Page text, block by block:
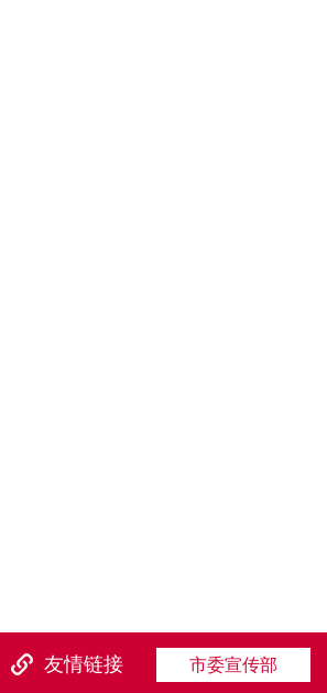
友情链接 市委宣传部